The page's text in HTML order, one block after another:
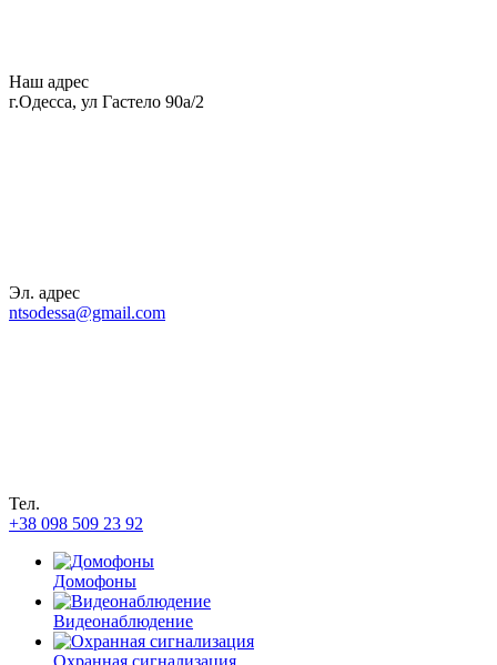
Наш адрес
г.Одесса, ул Гастело 90а/2
Эл. адрес
ntsodessa@gmail.com
Тел.
+38 098 509 23 92
Домофоны
Видеонаблюдение
Охранная сигнализация